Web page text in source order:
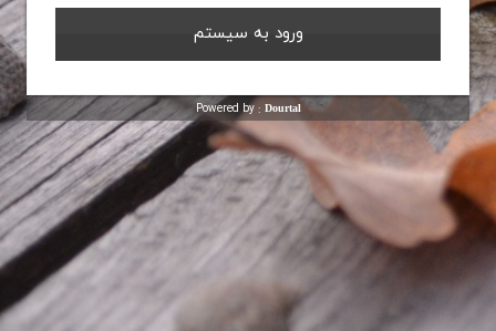
Powered by : Dourtal